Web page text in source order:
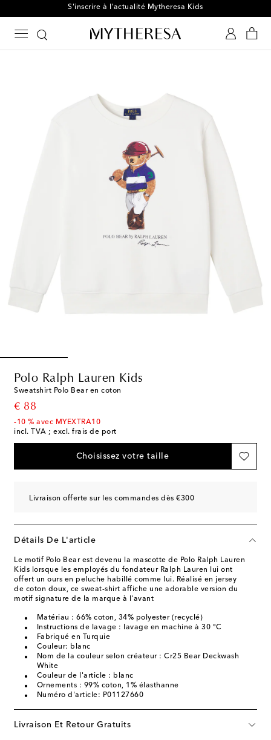
S'inscrire à l'actualité Mytheresa Kids
Polo Ralph Lauren Kids
Sweatshirt Polo Bear en coton
€ 88
original price
-10 % avec MYEXTRA10
incl. TVA ; excl. frais de port
Choisissez votre taille
Livraison offerte sur les commandes dès €300
Détails De L'article
Le motif Polo Bear est devenu la mascotte de Polo Ralph Lauren
Kids lorsque les employés du fondateur Ralph Lauren lui ont
offert un ours en peluche habillé comme lui. Réalisé en jersey
de coton doux, ce sweat-shirt affiche une adorable version du
motif signature de la marque à l'avant
Matériau : 66% coton, 34% polyester (recyclé)
Instructions de lavage : lavage en machine à 30 °C
Fabriqué en Turquie
Couleur: blanc
Nom de la couleur selon créateur : Cr25 Bear Deckwash
White
Couleur de l'article : blanc
Ornements : 99% coton, 1% élasthanne
Numéro d'article: P01127660
Livraison Et Retour Gratuits